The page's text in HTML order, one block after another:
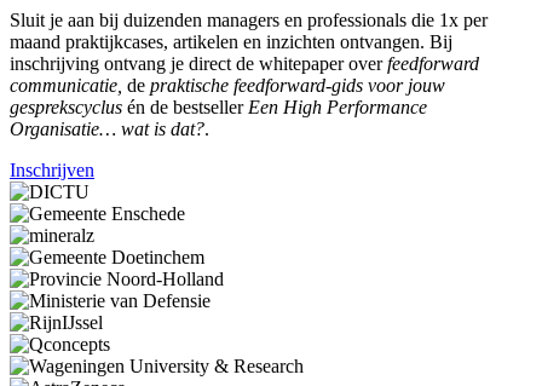
Sluit je aan bij duizenden managers en professionals die 1x per
maand praktijkcases, artikelen en inzichten ontvangen. Bij
inschrijving ontvang je direct de whitepaper overfeedforward
communicatie, de praktische feedforward-gids voor jouw
gesprekscyclus én de bestseller Een High Performance
Organisatie… wat is dat?.
Inschrijven